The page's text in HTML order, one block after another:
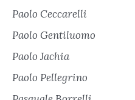
Paolo Ceccarelli
Paolo Gentiluomo
Paolo Jachia
Paolo Pellegrino